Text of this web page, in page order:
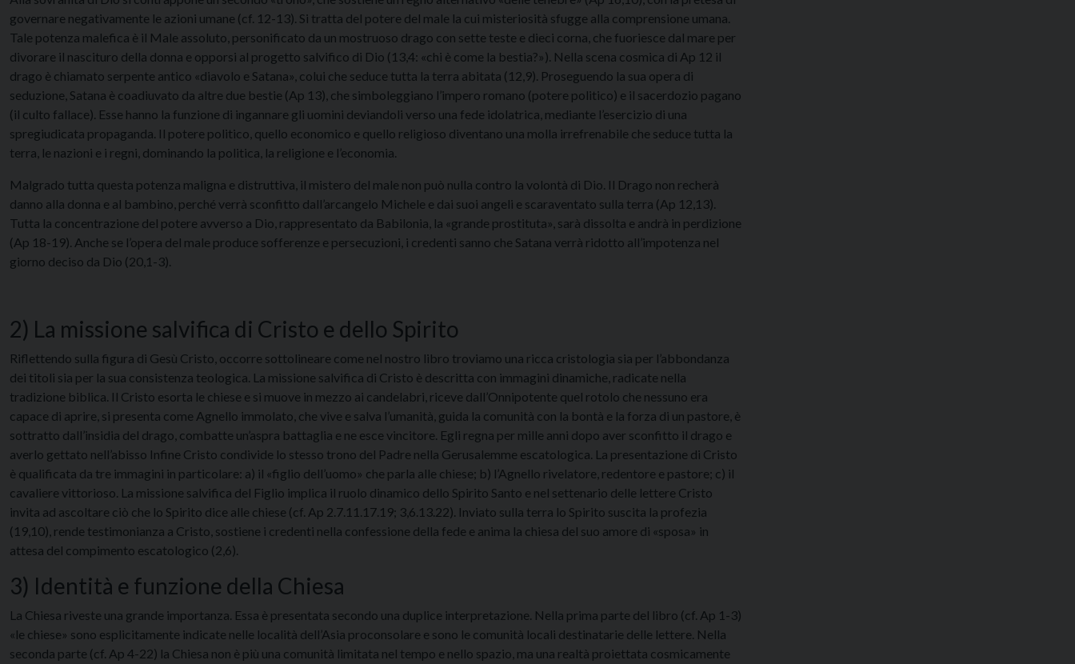
governare negativamente le azioni umane (cf. 12-13). Si tratta del potere del male la cui misteriosità sfugge alla comprensione umana.
Tale potenza malefica è il Male assoluto, personificato da un mostruoso drago con sette teste e dieci corna, che fuoriesce dal mare per
divorare il nascituro della donna e opporsi al progetto salvifico di Dio (13,4: «chi è come la bestia?»). Nella scena cosmica di Ap 12 il
drago è chiamato serpente antico «diavolo e Satana», colui che seduce tutta la terra abitata (12,9). Proseguendo la sua opera di
seduzione, Satana è coadiuvato da altre due bestie (Ap 13), che simboleggiano l’impero romano (potere politico) e il sacerdozio pagano
(il culto fallace). Esse hanno la funzione di ingannare gli uomini deviandoli verso una fede idolatrica, mediante l’esercizio di una
spregiudicata propaganda. Il potere politico, quello economico e quello religioso diventano una molla irrefrenabile che seduce tutta la
terra, le nazioni e i regni, dominando la politica, la religione e l’economia.
Malgrado tutta questa potenza maligna e distruttiva, il mistero del male non può nulla contro la volontà di Dio. Il Drago non recherà
danno alla donna e al bambino, perché verrà sconfitto dall’arcangelo Michele e dai suoi angeli e scaraventato sulla terra (Ap 12,13).
Tutta la concentrazione del potere avverso a Dio, rappresentato da Babilonia, la «grande prostituta», sarà dissolta e andrà in perdizione
(Ap 18-19). Anche se l’opera del male produce sofferenze e persecuzioni, i credenti sanno che Satana verrà ridotto all’impotenza nel
giorno deciso da Dio (20,1-3).
2) La missione salvifica di Cristo e dello Spirito
Riflettendo sulla figura di Gesù Cristo, occorre sottolineare come nel nostro libro troviamo una ricca cristologia sia per l’abbondanza
dei titoli sia per la sua consistenza teologica. La missione salvifica di Cristo è descritta con immagini dinamiche, radicate nella
tradizione biblica. Il Cristo esorta le chiese e si muove in mezzo ai candelabri, riceve dall’Onnipotente quel rotolo che nessuno era
capace di aprire, si presenta come Agnello immolato, che vive e salva l’umanità, guida la comunità con la bontà e la forza di un pastore, è
sottratto dall’insidia del drago, combatte un’aspra battaglia e ne esce vincitore. Egli regna per mille anni dopo aver sconfitto il drago e
averlo gettato nell’abisso Infine Cristo condivide lo stesso trono del Padre nella Gerusalemme escatologica. La presentazione di Cristo
è qualificata da tre immagini in particolare: a) il «figlio dell’uomo» che parla alle chiese; b) l’Agnello rivelatore, redentore e pastore; c) il
cavaliere vittorioso. La missione salvifica del Figlio implica il ruolo dinamico dello Spirito Santo e nel settenario delle lettere Cristo
invita ad ascoltare ciò che lo Spirito dice alle chiese (cf. Ap 2.7.11.17.19; 3,6.13.22). Inviato sulla terra lo Spirito suscita la profezia
(19,10), rende testimonianza a Cristo, sostiene i credenti nella confessione della fede e anima la chiesa del suo amore di «sposa» in
attesa del compimento escatologico (2,6).
3) Identità e funzione della Chiesa
La Chiesa riveste una grande importanza. Essa è presentata secondo una duplice interpretazione. Nella prima parte del libro (cf. Ap 1-3)
«le chiese» sono esplicitamente indicate nelle località dell’Asia proconsolare e sono le comunità locali destinatarie delle lettere. Nella
seconda parte (cf. Ap 4-22) la Chiesa non è più una comunità limitata nel tempo e nello spazio, ma una realtà proiettata cosmicamente